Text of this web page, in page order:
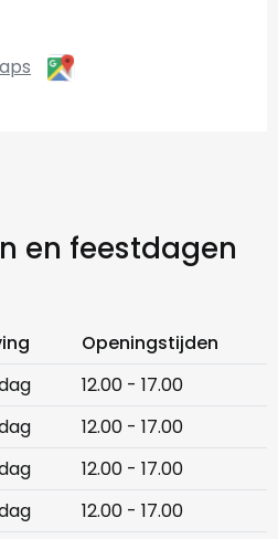
en feestdagen
Openingstijden
12.00 - 17.00
12.00 - 17.00
12.00 - 17.00
12.00 - 17.00